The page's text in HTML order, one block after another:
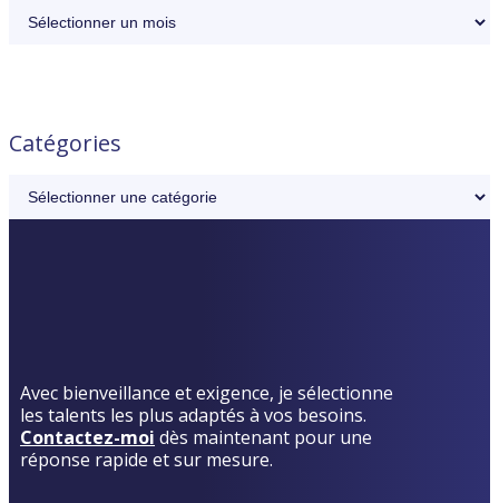
Catégories
Avec bienveillance et exigence, je sélectionne
les talents les plus adaptés à vos besoins.
Contactez-moi dès maintenant pour une
réponse rapide et sur mesure.